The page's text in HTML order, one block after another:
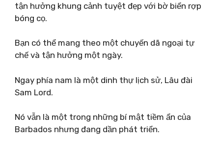
tận hưởng khung cảnh tuyệt đẹp với bờ biển rợp
bóng cọ.
Bạn có thể mang theo một chuyến dã ngoại tự
chế và tận hưởng một ngày.
Ngay phía nam là một dinh thự lịch sử, Lâu đài
Sam Lord.
Nó vẫn là một trong những bí mật tiềm ẩn của
Barbados nhưng đang dần phát triển.